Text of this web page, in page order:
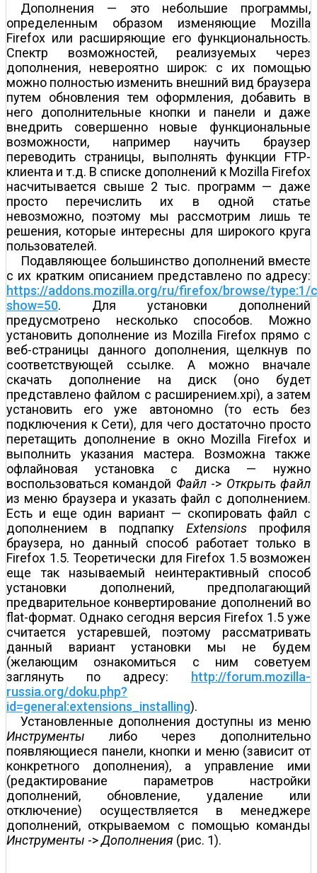
Дополнения — это небольшие программы,
определенным образом изменяющие Mozilla
Firefox или расширяющие его функциональность.
Спектр возможностей, реализуемых через
дополнения, невероятно широк: с их помощью
можно полностью изменить внешний вид браузера
путем обновления тем оформления, добавить в
него дополнительные кнопки и панели и даже
внедрить совершенно новые функциональные
возможности, например научить браузер
переводить страницы, выполнять функции FTP-
клиента и т.д. В списке дополнений к Mozilla Firefox
насчитывается свыше 2 тыс. программ — даже
просто перечислить их в одной статье
невозможно, поэтому мы рассмотрим лишь те
решения, которые интересны для широкого круга
пользователей.
Подавляющее большинство дополнений вместе
с их кратким описанием представлено по адресу:
https://addons.mozilla.org/ru/firefox/browse/type:1/
show=50. Для установки дополнений
предусмотрено несколько способов. Можно
установить дополнение из Mozilla Firefox прямо с
веб-страницы данного дополнения, щелкнув по
соответствующей ссылке. А можно вначале
скачать дополнение на диск (оно будет
представлено файлом с расширением.xpi), а затем
установить его уже автономно (то есть без
подключения к Сети), для чего достаточно просто
перетащить дополнение в окно Mozilla Firefox и
выполнить указания мастера. Возможна также
офлайновая установка с диска — нужно
воспользоваться командой Файл-> Открыть файл
из меню браузера и указать файл с дополнением.
Есть и еще один вариант — скопировать файл с
дополнением в подпапку Extensions профиля
браузера, но данный способ работает только в
Firefox 1.5. Теоретически для Firefox 1.5 возможен
еще так называемый неинтерактивный способ
установки дополнений, предполагающий
предварительное конвертирование дополнений во
flat-формат. Однако сегодня версия Firefox 1.5 уже
считается устаревшей, поэтому рассматривать
данный вариант установки мы не будем
(желающим ознакомиться с ним советуем
заглянуть по адресу:
http://forum.mozilla-
russia.org/doku.php?
id=general:extensions_installing).
Установленные дополнения доступны из меню
Инструменты либо через дополнительно
появляющиеся панели, кнопки и меню (зависит от
конкретного дополнения), а управление ими
(редактирование параметров настройки
дополнений, обновление, удаление или
отключение) осуществляется в менеджере
дополнений, открываемом с помощью команды
Инструменты ->Дополнения (рис. 1).